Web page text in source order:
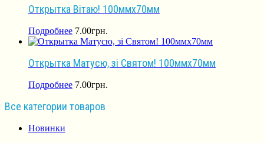
Открытка Вітаю! 100ммх70мм
Подробнее 7.00грн.
Открытка Матусю, зі Святом! 100ммх70мм
Подробнее 7.00грн.
Все категории товаров
Новинки